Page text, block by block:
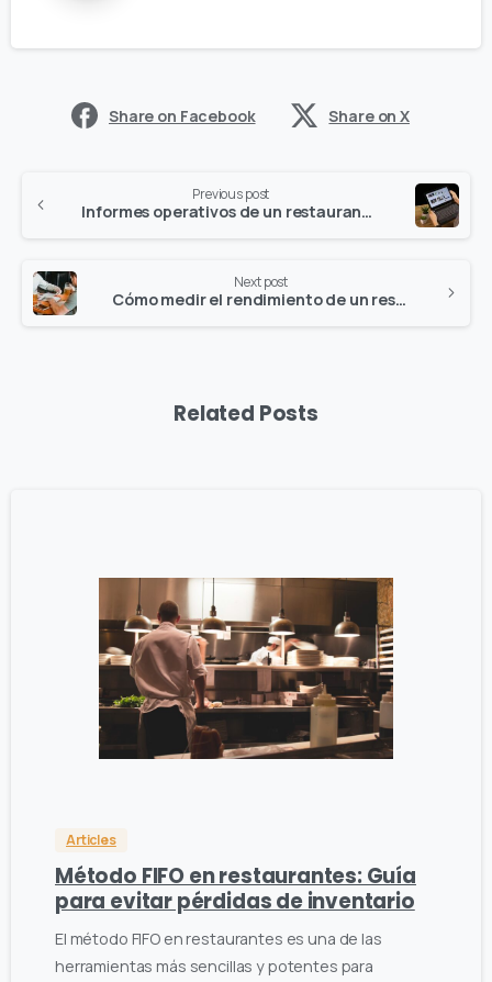
Share on Facebook Share on X
Previous post
Informes operativos de un restaurante: la clave para la toma de decisiones
Next post
Cómo medir el rendimiento de un restaurante: indicadores más allá de las ventas
Related Posts
0 0
Articles
Método FIFO en restaurantes: Guía
para evitar pérdidas de inventario
El método FIFO en restaurantes es una de las
herramientas más sencillas y potentes para